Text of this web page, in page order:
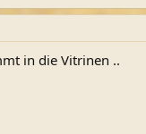
in die Vitrinen ..